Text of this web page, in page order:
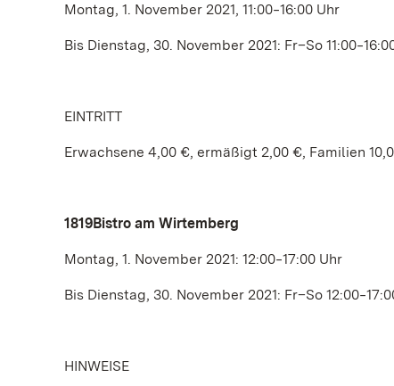
Montag, 1. November 2021, 11:00‒16:00 Uhr
Bis Dienstag, 30. November 2021: Fr–So
EINTRITT
Erwachsene 4,00 €, ermäßigt 2,00 €, Familien
1819Bistro am Wirtemberg
Montag, 1. November 2021: 12:00‒17:00 Uhr
Bis Dienstag, 30. November 2021: Fr–So
HINWEISE